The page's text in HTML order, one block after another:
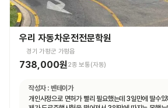
우리 자동차운전전문학원
경기 가평군 가평읍
738,000원2종 보통(자동)
작성자 : 벤테이가
개인사정으로 면허가 빨리 필요했는데 3일만에 딸수